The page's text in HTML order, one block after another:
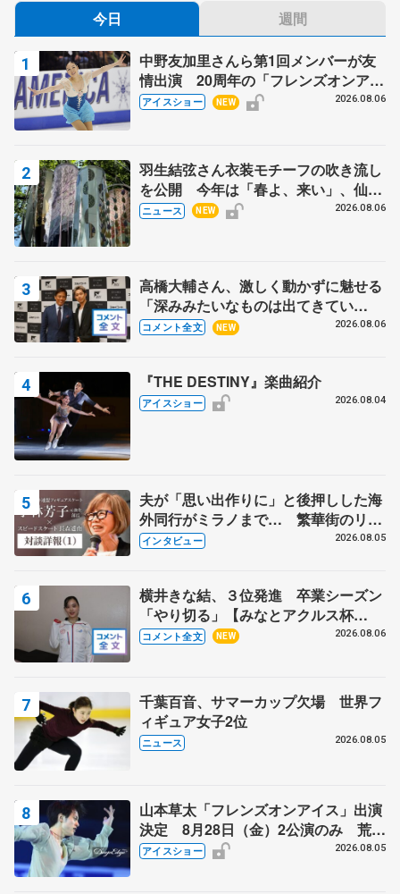
今日 週間
中野友加里さんら第1回メンバーが友
情出演 20周年の「フレンズオンアイ
ス」 宮本賢二さん、有川梨絵さん、
アイスショー NEW 2026.08.06
羽生結弦さん衣装モチーフの吹き流し
を公開 今年は「春よ、来い」、仙台
の瑞鳳殿
ニュース NEW 2026.08.06
高橋大輔さん、激しく動かずに魅せる
「深みみたいなものは出てきてい
る？」 〝兄さん〟と慕うレジェンド
コメント全文 NEW 2026.08.06
『THE DESTINY』楽曲紹介
アイスショー 2026.08.04
夫が「思い出作りに」と後押しした海
外同行がミラノまで… 繁華街のリン
クでは不良のお兄さんも味方に 小林
インタビュー 2026.08.05
横井きな結、３位発進 卒業シーズン
「やり切る」【みなとアクルス杯
SP】
コメント全文 NEW 2026.08.06
千葉百音、サマーカップ欠場 世界フ
ィギュア女子2位
ニュース 2026.08.05
山本草太「フレンズオンアイス」出演
決定 8月28日（金）2公演のみ 荒川
静香さんプロデュース、20周年のアイ
アイスショー 2026.08.05